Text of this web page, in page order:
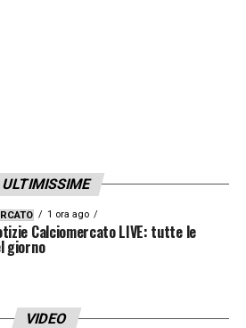
ULTIMISSIME
1 ora ago
Calciomercato LIVE: tutte le
giorno
VIDEO